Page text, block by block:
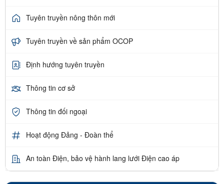
Tuyên truyền nông thôn mới
Tuyên truyền về sản phẩm OCOP
Định hướng tuyên truyền
Thông tin cơ sở
Thông tin đối ngoại
Hoạt động Đảng - Đoàn thể
An toàn Điện, bảo vệ hành lang lưới Điện cao áp